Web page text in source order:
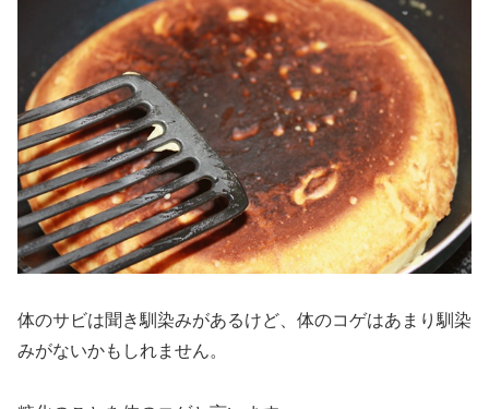
体のサビは聞き馴染みがあるけど、体のコゲはあまり馴染
みがないかもしれません。